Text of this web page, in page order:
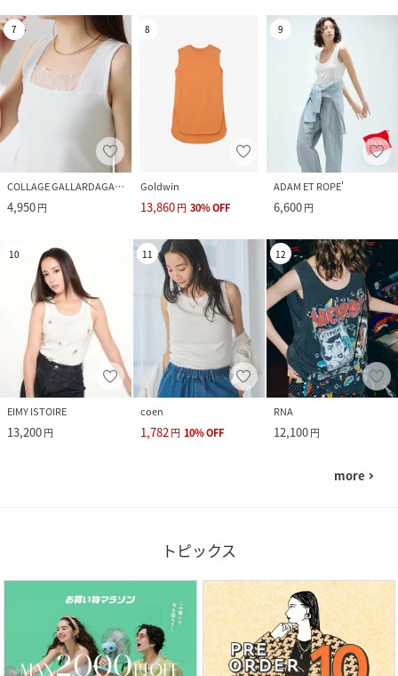
7
COLLAGE GALLARDAGALANTE
4,950円
8
Goldwin
13,860円 30%OFF
9
ADAM ET ROPE'
6,600円
10
EIMY ISTOIRE
13,200円
11
coen
1,782円 10%OFF
12
RNA
12,100円
more navigate_next
トピックス